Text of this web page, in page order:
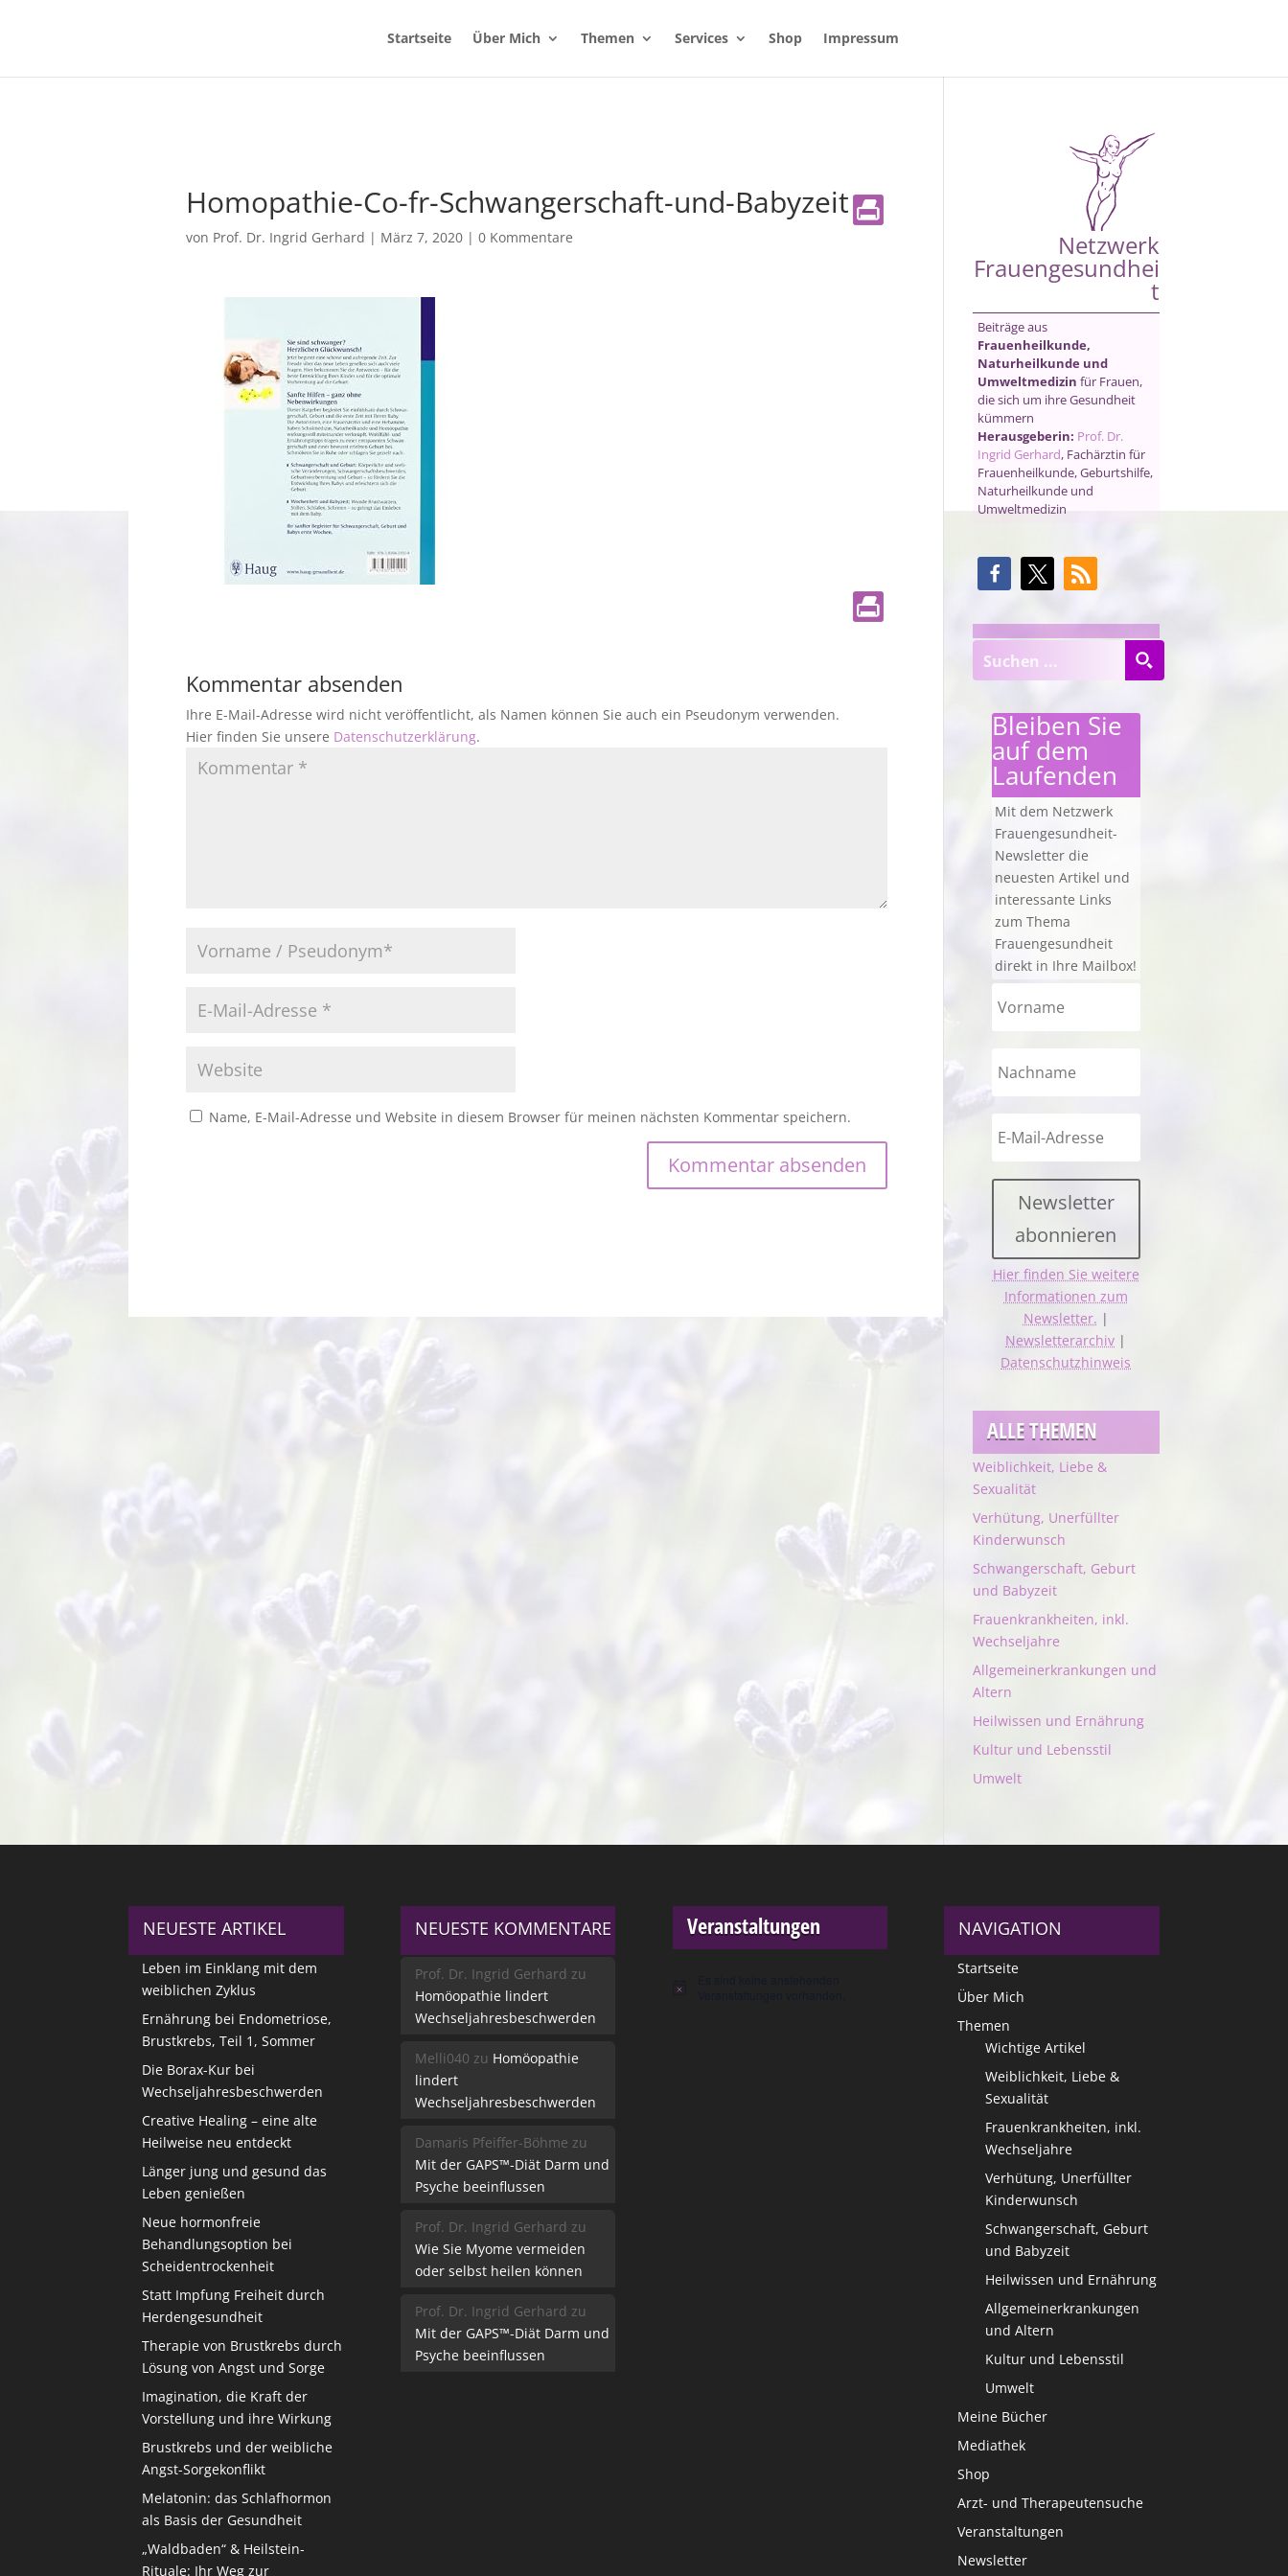
Startseite Über Mich Themen Services Shop Impressum
Homopathie-Co-fr-Schwangerschaft-und-Babyzeit
von Prof. Dr. Ingrid Gerhard | März 7, 2020| 0 Kommentare
Kommentar absenden
Ihre E-Mail-Adresse wird nicht veröffentlicht, als Namen können Sie auch ein Pseudonym verwenden.
Hier finden Sie unsere Datenschutzerklärung.
Name, E-Mail-Adresse und Website in diesem Browser für meinen nächsten Kommentar speichern.
Netzwerk
Frauengesundhei
t
Beiträge aus
Frauenheilkunde,
Naturheilkunde und
Umweltmedizin für Frauen,
die sich um ihre Gesundheit
kümmern
Herausgeberin: Prof. Dr.
Ingrid Gerhard, Fachärztin für
Frauenheilkunde, Geburtshilfe,
Naturheilkunde und
Umweltmedizin
Bleiben Sie
auf dem
Laufenden
Mit dem Netzwerk
Frauengesundheit-
Newsletter die
neuesten Artikel und
interessante Links
zum Thema
Frauengesundheit
direkt in Ihre Mailbox!
Newsletter
abonnieren
Hier finden Sie weitere
Informationen zum
Newsletter. |
Newsletterarchiv |
Datenschutzhinweis
ALLE THEMEN
Weiblichkeit, Liebe &
Sexualität
Verhütung, Unerfüllter
Kinderwunsch
Schwangerschaft, Geburt
und Babyzeit
Frauenkrankheiten, inkl.
Wechseljahre
Allgemeinerkrankungen und
Altern
Heilwissen und Ernährung
Kultur und Lebensstil
Umwelt
NEUESTE ARTIKEL
Leben im Einklang mit dem
weiblichen Zyklus
Ernährung bei Endometriose,
Brustkrebs, Teil 1, Sommer
Die Borax-Kur bei
Wechseljahresbeschwerden
Creative Healing – eine alte
Heilweise neu entdeckt
Länger jung und gesund das
Leben genießen
Neue hormonfreie
Behandlungsoption bei
Scheidentrockenheit
Statt Impfung Freiheit durch
Herdengesundheit
Therapie von Brustkrebs durch
Lösung von Angst und Sorge
Imagination, die Kraft der
Vorstellung und ihre Wirkung
Brustkrebs und der weibliche
Angst-Sorgekonflikt
Melatonin: das Schlafhormon
als Basis der Gesundheit
„Waldbaden“ & Heilstein-
Rituale: Ihr Weg zur
NEUESTE KOMMENTARE
Prof. Dr. Ingrid Gerhard zu
Homöopathie lindert
Wechseljahresbeschwerden
Melli040 zu Homöopathie
lindert
Wechseljahresbeschwerden
Damaris Pfeiffer-Böhme zu
Mit der GAPS™-Diät Darm und
Psyche beeinflussen
Prof. Dr. Ingrid Gerhard zu
Wie Sie Myome vermeiden
oder selbst heilen können
Prof. Dr. Ingrid Gerhard zu
Mit der GAPS™-Diät Darm und
Psyche beeinflussen
Veranstaltungen
Hinweis
NAVIGATION
Startseite
Über Mich
Themen
Wichtige Artikel
Weiblichkeit, Liebe &
Sexualität
Frauenkrankheiten, inkl.
Wechseljahre
Verhütung, Unerfüllter
Kinderwunsch
Schwangerschaft, Geburt
und Babyzeit
Heilwissen und Ernährung
Allgemeinerkrankungen
und Altern
Kultur und Lebensstil
Umwelt
Meine Bücher
Mediathek
Shop
Arzt- und Therapeutensuche
Veranstaltungen
Newsletter